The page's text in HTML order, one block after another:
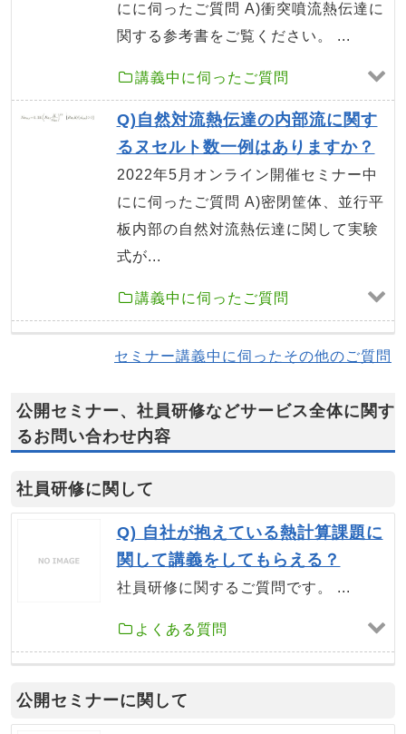
にに伺ったご質問 A)衝突噴流熱伝達に
関する参考書をご覧ください。 ...
講義中に伺ったご質問
Q)自然対流熱伝達の内部流に関す
るヌセルト数一例はありますか？
2022年5月オンライン開催セミナー中
にに伺ったご質問 A)密閉筐体、並行平
板内部の自然対流熱伝達に関して実験
式が...
講義中に伺ったご質問
セミナー講義中に伺ったその他のご質問
公開セミナー、社員研修などサービス全体に関す
るお問い合わせ内容
社員研修に関して
Q) 自社が抱えている熱計算課題に
関して講義をしてもらえる？
社員研修に関するご質問です。 ...
よくある質問
公開セミナーに関して